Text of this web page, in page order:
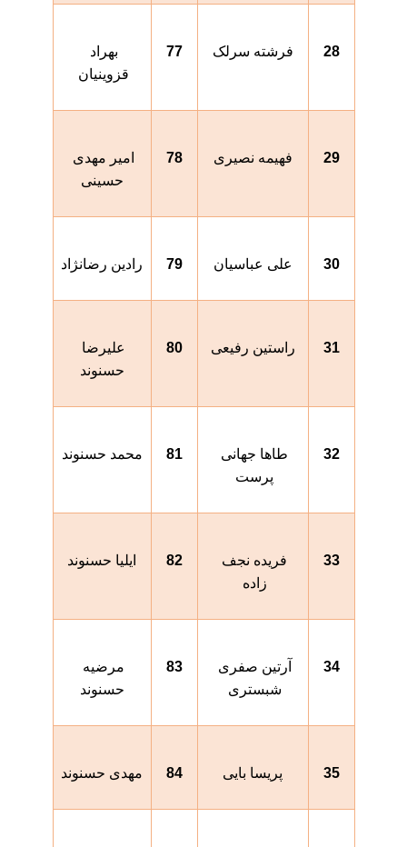
28 فرشته سرلک 77
بهراد
قزوینیان
29 فهیمه نصیری 78
امیر مهدی
حسینی
30 علی عباسیان 79 رادین رضانژاد
31 راستین رفیعی 80
علیرضا
حسنوند
32
طاها جهانی
پرست
81 محمد حسنوند
33
فریده نجف
زاده
82 ایلیا حسنوند
34
آرتین صفری
شبستری
83
مرضیه
حسنوند
35 پریسا بایی 84 مهدی حسنوند